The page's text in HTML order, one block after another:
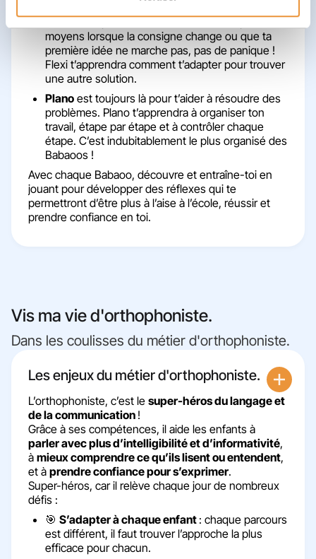
Flexiest la plus zen des Babaoos. Si tu perds tes
moyens lorsque la consigne change ou que ta
première idée ne marche pas, pas de panique !
Flexi t’apprendra comment t’adapter pour trouver
une autre solution.
Plano est toujours là pour t’aider à résoudre des
problèmes. Plano t’apprendra à organiser ton
travail, étape par étape et à contrôler chaque
étape. C’est indubitablement le plus organisé des
Babaoos !
Avec chaque Babaoo, découvre et entraîne-toi en
jouant pour développer des réflexes qui te
permettront d’être plus à l’aise à l’école, réussir et
prendre confiance en toi.
Vis ma vie d'orthophoniste.
Dans les coulisses du métier d'orthophoniste​​.
Les enjeux du métier d'orthophoniste.
L’orthophoniste, c’est le super-héros du langage et
de la communication !
Grâce à ses compétences, il aide les enfants à
parler avec plus d’intelligibilité et d’informativité,
à mieux comprendre ce qu’ils lisent ou entendent,
et à prendre confiance pour s’exprimer.
Super-héros, car il relève chaque jour de nombreux
défis :
🎯 S’adapter à chaque enfant : chaque parcours
est différent, il faut trouver l’approche la plus
efficace pour chacun.